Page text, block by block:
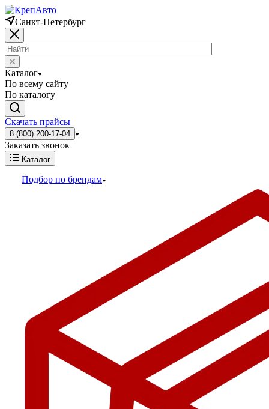
Санкт-Петербург
Каталог
По всему сайту
По каталогу
Скачать прайсы
8 (800) 200-17-04
Заказать звонок
Каталог
Подбор по брендам